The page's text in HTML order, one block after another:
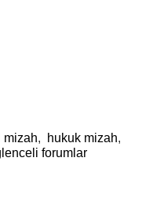
mizah, hukuk mizah,
forumlar